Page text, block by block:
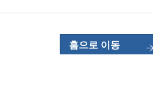
홈으로 이동